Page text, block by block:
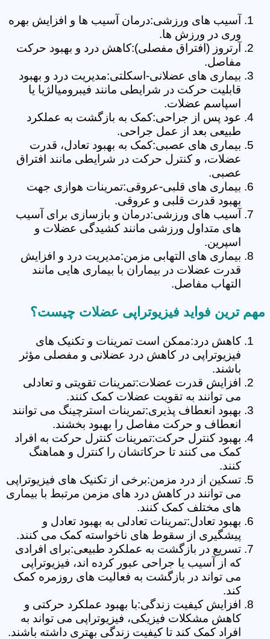
آسیب های ورزشی:درمان آسیب ها و افزایش بهره
وری در ورزش ها.
آرتروز (افتراق مفصلی):کاهش درد و بهبود حرکت
مفاصل.
بیماری های عضلانی-اسکلتی:مدیریت درد و بهبود
قابلیت حرکت در شرایطی مانند فیبرومیالژیا یا
اسپاسم عضلات.
عود پس از جراحی:کمک به بازگشت به عملکرد
طبیعی بعد از عمل جراحی.
بیماری های عصبی:کمک به بهبود تعادل، قدرت
عضلات، و کنترل حرکت در شرایطی مانند افتراق
عصبی.
بیماری های قلبی-عروقی:تمرینات هوازی جهت
بهبود قدرت قلبی و عروقی.
آسیب های ورزشی:درمان و بازسازی برای آسیب
های متداول ورزشی مانند کشیدگی عضلات و
اسپرین.
بیماری های التهابی مزمن:مدیریت درد و افزایش
قدرت عضلات در بیماران با بیماری هایی مانند
التهاب مفاصل.
مهم ترین فواید فیزیوتراپی عضلات چیست؟
کاهش درد:ممکن است تمرینات و تکنیک های
فیزیوتراپی در کاهش درد عضلانی و مفصلی مؤثر
باشند.
افزایش قدرت عضلات:تمرینات تقویتی و تعادلی
می توانند به تقویت عضلات کمک کنند.
بهبود انعطاف پذیری:تمرینات استرچینگ می توانند
انعطاف و حرکت مفاصل را بهبود بخشند.
بهبود کنترل حرکت:تمرینات کنترل حرکت به افراد
کمک می کنند تا حرکاتشان را کنترل و هماهنگ
کنند.
تسکین از درد مزمن:برخی از تکنیک های فیزیوتراپی
می توانند در کاهش درد های مزمن مرتبط با بیماری
های مختلف کمک کنند.
بهبود تعادل:تمرینات تعادلی به بهبود تعادل و
پیشگیری از سقوط های ناخواسته کمک می کنند.
تسریع در بازگشت به عملکرد طبیعی:برای افرادی
که از آسیب یا جراحی عبور کرده اند، فیزیوتراپی
می تواند در بازگشت به فعالیت های روزمره کمک
کند.
افزایش کیفیت زندگی:با بهبود عملکرد حرکتی و
کاهش مشکلات فیزیکی، فیزیوتراپی می تواند به
افراد کمک کند تا کیفیت زندگی بهتری داشته باشند.